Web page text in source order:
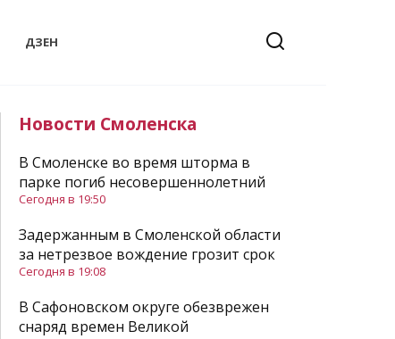
ДЗЕН
Новости Смоленска
В Смоленске во время шторма в
парке погиб несовершеннолетний
Сегодня в 19:50
Задержанным в Смоленской области
за нетрезвое вождение грозит срок
Сегодня в 19:08
В Сафоновском округе обезврежен
снаряд времен Великой